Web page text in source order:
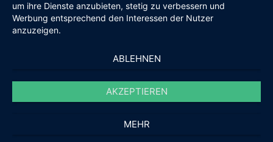
um ihre Dienste anzubieten, stetig zu verbessern und
Werbung entsprechend den Interessen der Nutzer
anzuzeigen.
ABLEHNEN
AKZEPTIEREN
MEHR